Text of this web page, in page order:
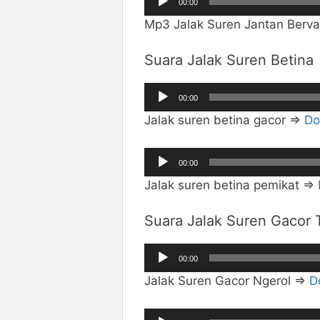
Audio
00:00
Mp3 Jalak Suren Jantan
Suara Jalak Suren Betina
Pemutar
Audio
00:00
Jalak suren betina gacor =>
Pemutar
Audio
00:00
Jalak suren betina pemikat =>
Suara Jalak Suren Gacor
Pemutar
Audio
00:00
Jalak Suren Gacor Ngerol =>
Pemutar